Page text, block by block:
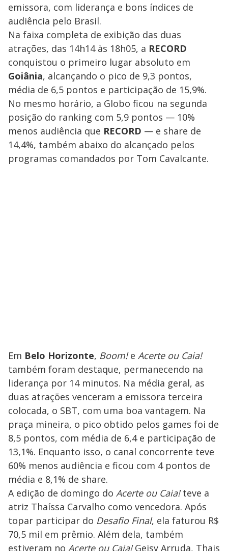
emissora, com liderança e bons índices de
audiência pelo Brasil.
Na faixa completa de exibição das duas
atrações, das 14h14 às 18h05, a RECORD
conquistou o primeiro lugar absoluto em
Goiânia, alcançando o pico de 9,3 pontos,
média de 6,5 pontos e participação de 15,9%.
No mesmo horário, a Globo ficou na segunda
posição do ranking com 5,9 pontos — 10%
menos audiência que RECORD — e share de
14,4%, também abaixo do alcançado pelos
programas comandados por Tom Cavalcante.
Em Belo Horizonte, Boom!e Acerte ou Caia!
também foram destaque, permanecendo na
liderança por 14 minutos. Na média geral, as
duas atrações venceram a emissora terceira
colocada, o SBT, com uma boa vantagem. Na
praça mineira, o pico obtido pelos games foi de
8,5 pontos, com média de 6,4 e participação de
13,1%. Enquanto isso, o canal concorrente teve
60% menos audiência e ficou com 4 pontos de
média e 8,1% de share.
A edição de domingo do Acerte ou Caia!teve a
atriz Thaíssa Carvalho como vencedora. Após
topar participar do Desafio Final, ela faturou R$
70,5 mil em prêmio. Além dela, também
estiveram no Acerte ou Caia!Geisy Arruda, Thais